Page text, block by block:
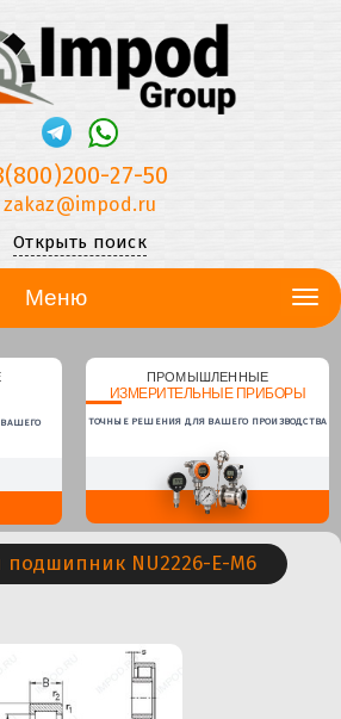
27-50
zakaz@impod.ru
Открыть поиск
Меню
ПРОМЫШЛЕННЫЕ
ИЗМЕРИТЕЛЬНЫЕ ПРИБОРЫ
ТОЧНЫЕ РЕШЕНИЯ ДЛЯ ВАШЕГО ПРОИЗВОДСТВА
подшипник NU2226-E-M6